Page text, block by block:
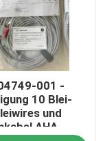
001 -
10 Blei-
und